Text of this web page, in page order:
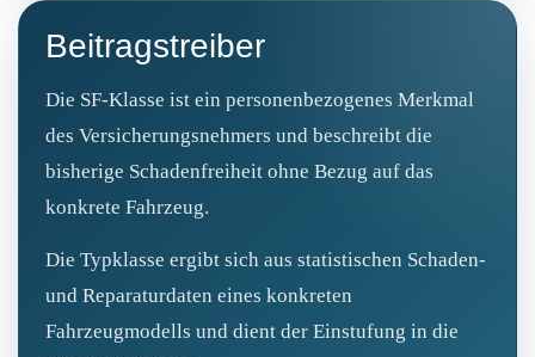
Beitragstreiber
Die SF‑Klasse ist ein personenbezogenes Merkmal
des Versicherungsnehmers und beschreibt die
bisherige Schadenfreiheit ohne Bezug auf das
konkrete Fahrzeug.
Die Typklasse ergibt sich aus statistischen Schaden-
und Reparaturdaten eines konkreten
Fahrzeugmodells und dient der Einstufung in die